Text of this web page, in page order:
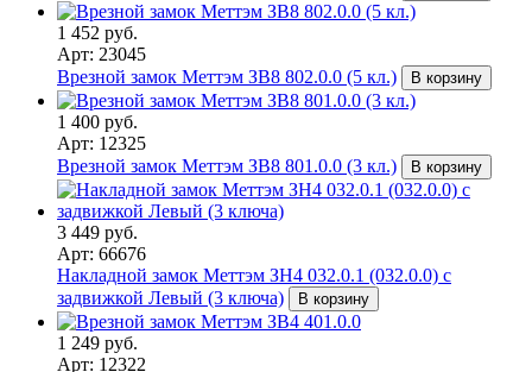
1 452 руб.
Арт: 23045
Врезной замок Меттэм ЗВ8 802.0.0 (5 кл.)
В корзину
1 400 руб.
Арт: 12325
Врезной замок Меттэм ЗВ8 801.0.0 (3 кл.)
В корзину
3 449 руб.
Арт: 66676
Накладной замок Меттэм ЗН4 032.0.1 (032.0.0) с
задвижкой Левый (3 ключа)
В корзину
1 249 руб.
Арт: 12322